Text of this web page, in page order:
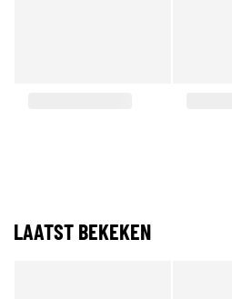
LAATST BEKEKEN